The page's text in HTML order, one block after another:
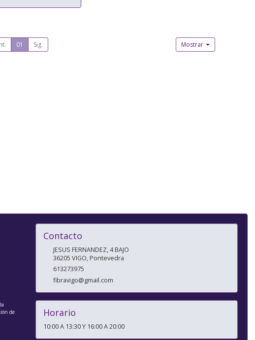
01 Sig. Mostrar
de
Contacto
JESUS FERNANDEZ, 4 BAJO
36205 VIGO,Pontevedra
613273975
fibravigo@gmail.com
Horario
10:00 A 13:30 Y 16:00 A 20:00